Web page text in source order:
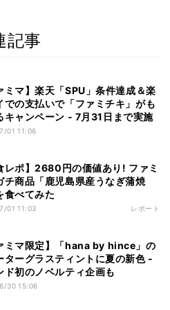
記事
ミマ】楽天「SPU」条件達成＆楽
での支払いで「ファミチキ」がも
キャンペーン - 7月31日まで実施
01 11:06
レポ】2680円の価値あり! ファミ
チ商品「鹿児島県産うなぎ蒲焼
食べてみた
01 11:03 レポート
ミマ限定】「hana by hince」の
ターグラスティントに夏の新色 -
ド初のノベルティ企画も
30 15:06